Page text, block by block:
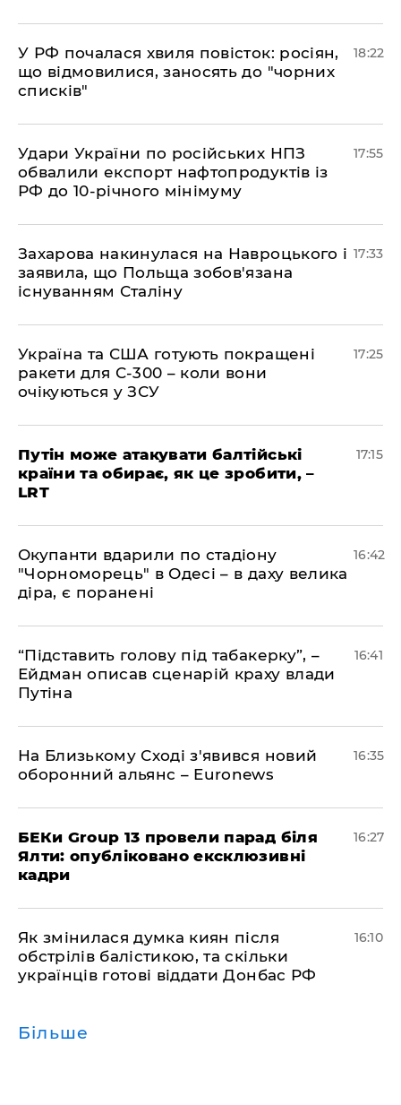
​У РФ почалася хвиля повісток: росіян,
що відмовилися, заносять до "чорних
списків"
18:22
​Удари України по російських НПЗ
обвалили експорт нафтопродуктів із
РФ до 10-річного мінімуму
17:55
​Захарова накинулася на Навроцького і
заявила, що Польща зобов'язана
існуванням Сталіну
17:33
​Україна та США готують покращені
ракети для С-300 – коли вони
очікуються у ЗСУ
17:25
​Путін може атакувати балтійські
країни та обирає, як це зробити, –
LRT
17:15
​Окупанти вдарили по стадіону
"Чорноморець" в Одесі – в даху велика
діра, є поранені
16:42
​“Підставить голову під табакерку”, –
Ейдман описав сценарій краху влади
Путіна
16:41
На Близькому Сході з'явився новий
оборонний альянс – Euronews
16:35
БЕКи Group 13 провели парад біля
Ялти: опубліковано ексклюзивні
кадри
16:27
Як змінилася думка киян після
обстрілів балістикою, та скільки
українців готові віддати Донбас РФ
16:10
Більше